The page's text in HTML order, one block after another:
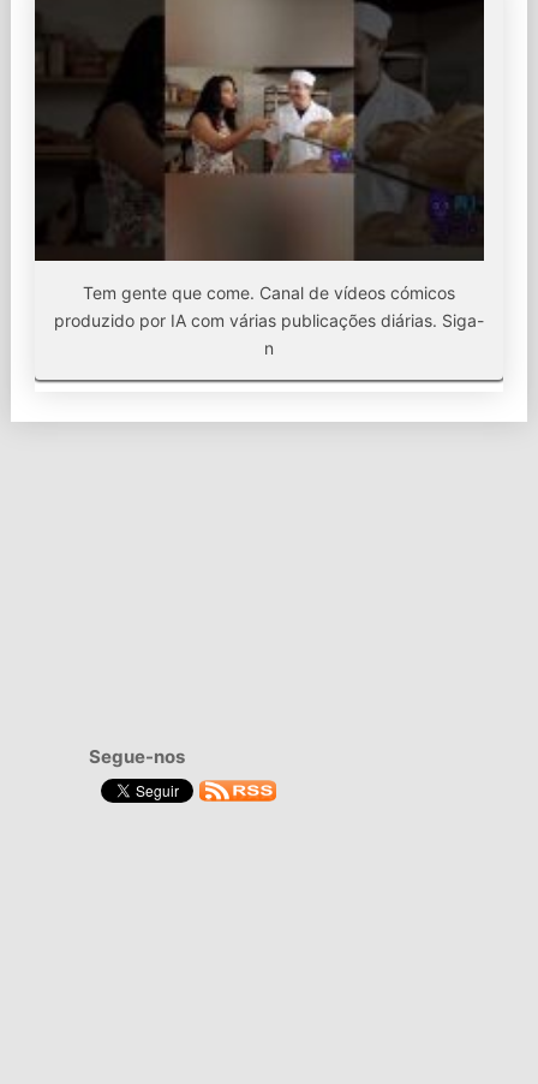
Tem gente que come. Canal de vídeos cómicos
produzido por IA com várias publicações diárias. Siga-
n
Segue-nos